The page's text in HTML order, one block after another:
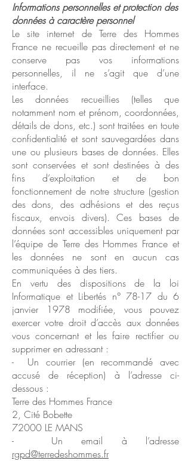
Informations personnelles et protection des
données à caractère personnel
Le site internet de Terre des Hommes
France ne recueille pas directement et ne
conserve pas vos informations
personnelles, il ne s’agit que d’une
interface.
Les données recueillies (telles que
notamment nom et prénom, coordonnées,
détails de dons, etc.) sont traitées en toute
confidentialité et sont sauvegardées dans
une ou plusieurs bases de données. Elles
sont conservées et sont destinées à des
fins d’exploitation et de bon
fonctionnement de notre structure (gestion
des dons, des adhésions et des reçus
fiscaux, envois divers). Ces bases de
données sont accessibles uniquement par
l’équipe de Terre des Hommes France et
les données ne sont en aucun cas
communiquées à des tiers.
En vertu des dispositions de la loi
Informatique et Libertés n° 78-17 du 6
janvier 1978 modifiée, vous pouvez
exercer votre droit d’accès aux données
vous concernant et les faire rectifier ou
supprimer en adressant :
- Un courrier (en recommandé avec
accusé de réception) à l’adresse ci-
dessous :
Terre des Hommes France
2, Cité Bobette
72000 LE MANS
- Un email à l’adresse
rgpd@terredeshommes.fr